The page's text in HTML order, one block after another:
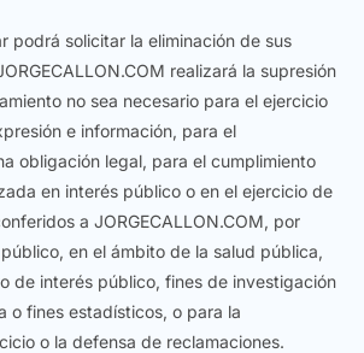
podrá solicitar la eliminación de sus
realizará la supresión
no sea necesario para el ejercicio
e información, para el
obligación legal, para el cumplimiento
en interés público o en el ejercicio de
a JORGECALLON.COM, por
en el ámbito de la salud pública,
de interés público, fines de investigación
o fines estadísticos, o para la
o la defensa de reclamaciones.